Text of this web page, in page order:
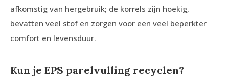
afkomstig van hergebruik; de korrels zijn hoekig,
bevatten veel stof en zorgen voor een veel beperkter
comfort en levensduur.
Kun je EPS parelvulling recyclen?